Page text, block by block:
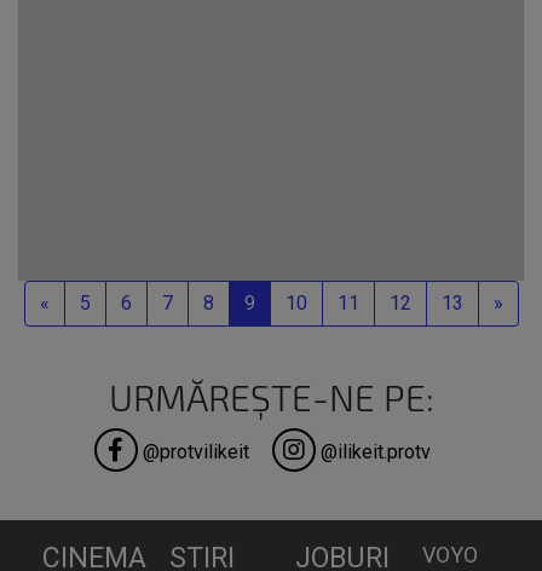
«Previous
5 6 7 8 9 10 11 12 13 »Next
URMĂREȘTE-NE PE:
@protvilikeit @ilikeit.protv
CINEMA STIRI
JOBURI
VOYO